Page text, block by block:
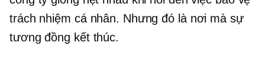
trách nhiệm cá nhân. Nhưng đó là nơi mà sự
tương đồng kết thúc.